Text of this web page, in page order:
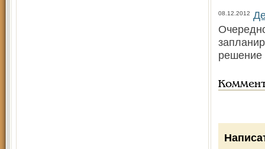
08.12.2012
решение